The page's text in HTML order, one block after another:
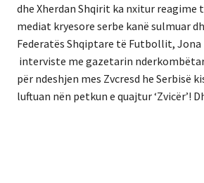
dhe Xherdan Shqirit ka nxitur reagime
mediat kryesore serbe kanë sulmuar
Federatës Shqiptare të Futbollit,
interviste me gazetarin
për ndeshjen mes Zvcresd he Serbisë
luftuan nën petkun e quajtur ‘Zvicër’!